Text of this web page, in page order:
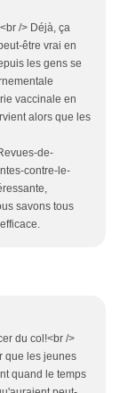
/> Déjà, ça
être vrai en
les gens se
vaccinale en
alors que les
de-
contre-le-
savons tous
du col!<br />
que les jeunes
quand le temps